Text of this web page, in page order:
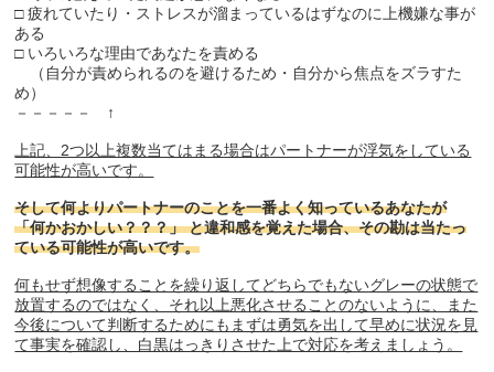
□ 疲れていたり・ストレスが溜まっているはずなのに上機嫌な事が
ある
□ いろいろな理由であなたを責める
（自分が責められるのを避けるため・自分から焦点をズラすた
め）
－－－－－ ↑
上記、2つ以上複数当てはまる場合はパートナーが浮気をしている
可能性が高いです。
そして何よりパートナーのことを一番よく知っているあなたが
「何かおかしい？？？」 と違和感を覚えた場合、その勘は当たっ
ている可能性が高いです。
何もせず想像することを繰り返してどちらでもないグレーの状態で
放置するのではなく、それ以上悪化させることのないように、また
今後について判断するためにもまずは勇気を出して早めに状況を見
て事実を確認し、白黒はっきりさせた上で対応を考えましょう。